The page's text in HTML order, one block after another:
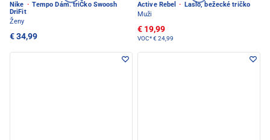
Nike · Tempo Dám. triČko Swoosh
DriFit
Ženy
€ 34,99
Active Rebel · Laslo, bežecké tričko
Muži
€ 19,99
VOC*€ 24,99